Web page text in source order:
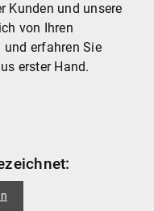
Kunden und unsere
von Ihren
erfahren Sie
erster Hand.